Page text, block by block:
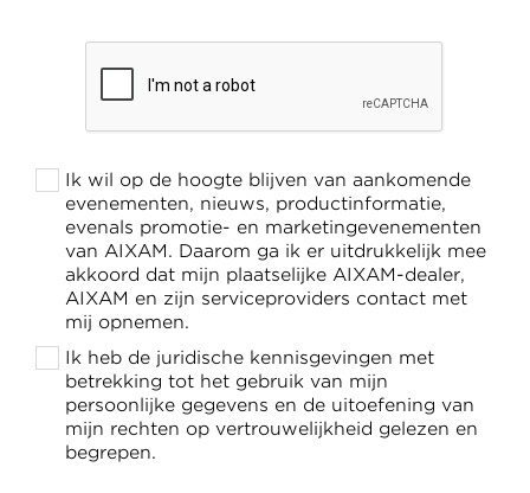
Ik wil op de hoogte blijven van aankomende
evenementen, nieuws, productinformatie,
evenals promotie- en marketingevenementen
van AIXAM. Daarom ga ik er uitdrukkelijk mee
akkoord dat mijn plaatselijke AIXAM-dealer,
AIXAM en zijn serviceproviders contact met
mij opnemen.
Ik heb de juridische kennisgevingen met
betrekking tot het gebruik van mijn
persoonlijke gegevens en de uitoefening van
mijn rechten op vertrouwelijkheid gelezen en
begrepen.